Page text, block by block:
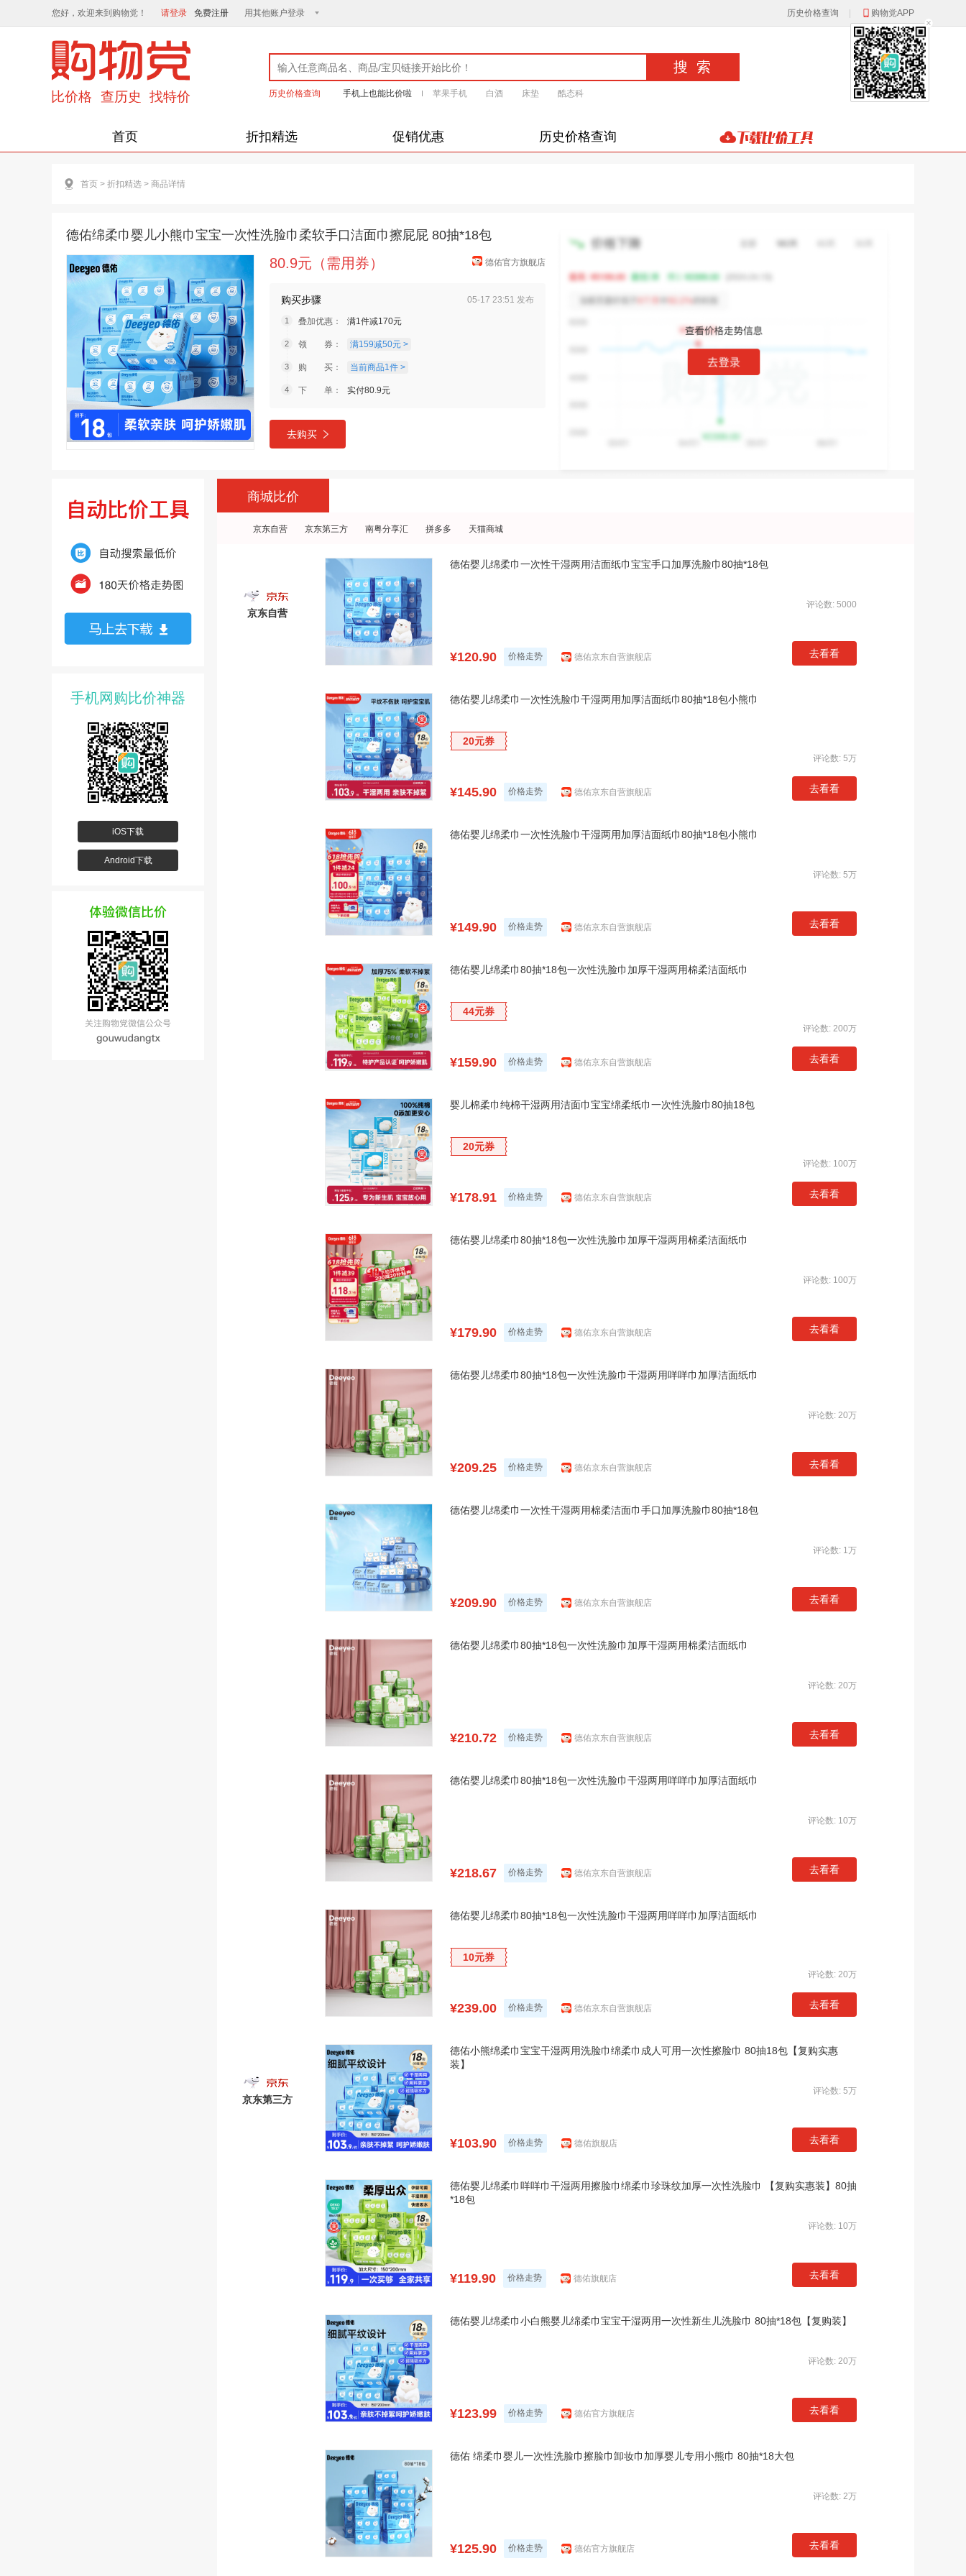
您好，欢迎来到购物党！ 请登录 免费注册 用其他账户登录 历史价格查询 购物党APP
历史价格查询 手机上也能比价啦 苹果手机 白酒 床垫 酷态科
首页 折扣精选 促销优惠 历史价格查询
首页 > 折扣精选 > 商品详情
德佑绵柔巾婴儿小熊巾宝宝一次性洗脸巾柔软手口洁面巾擦屁屁 80抽*18包
80.9元（需用券） 德佑官方旗舰店
购买步骤 05-17 23:51 发布
叠加优惠： 满1件减170元
领 券： 满159减50元 >
购 买： 当前商品1件 >
下 单： 实付80.9元
去购买
手机网购比价神器
iOS下载
Android下载
商城比价
京东自营 京东第三方 南粤分享汇 拼多多 天猫商城
京东自营
德佑婴儿绵柔巾一次性干湿两用洁面纸巾宝宝手口加厚洗脸巾80抽*18包
评论数: 5000
¥120.90 价格走势 德佑京东自营旗舰店 去看看
德佑婴儿绵柔巾一次性洗脸巾干湿两用加厚洁面纸巾80抽*18包小熊巾
20元券
评论数: 5万
¥145.90 价格走势 德佑京东自营旗舰店 去看看
德佑婴儿绵柔巾一次性洗脸巾干湿两用加厚洁面纸巾80抽*18包小熊巾
评论数: 5万
¥149.90 价格走势 德佑京东自营旗舰店 去看看
德佑婴儿绵柔巾80抽*18包一次性洗脸巾加厚干湿两用棉柔洁面纸巾
44元券
评论数: 200万
¥159.90 价格走势 德佑京东自营旗舰店 去看看
婴儿棉柔巾纯棉干湿两用洁面巾宝宝绵柔纸巾一次性洗脸巾80抽18包
20元券
评论数: 100万
¥178.91 价格走势 德佑京东自营旗舰店 去看看
德佑婴儿绵柔巾80抽*18包一次性洗脸巾加厚干湿两用棉柔洁面纸巾
评论数: 100万
¥179.90 价格走势 德佑京东自营旗舰店 去看看
德佑婴儿绵柔巾80抽*18包一次性洗脸巾干湿两用咩咩巾加厚洁面纸巾
评论数: 20万
¥209.25 价格走势 德佑京东自营旗舰店 去看看
德佑婴儿绵柔巾一次性干湿两用棉柔洁面巾手口加厚洗脸巾80抽*18包
评论数: 1万
¥209.90 价格走势 德佑京东自营旗舰店 去看看
德佑婴儿绵柔巾80抽*18包一次性洗脸巾加厚干湿两用棉柔洁面纸巾
评论数: 20万
¥210.72 价格走势 德佑京东自营旗舰店 去看看
德佑婴儿绵柔巾80抽*18包一次性洗脸巾干湿两用咩咩巾加厚洁面纸巾
评论数: 10万
¥218.67 价格走势 德佑京东自营旗舰店 去看看
德佑婴儿绵柔巾80抽*18包一次性洗脸巾干湿两用咩咩巾加厚洁面纸巾
10元券
评论数: 20万
¥239.00 价格走势 德佑京东自营旗舰店 去看看
京东第三方
德佑小熊绵柔巾宝宝干湿两用洗脸巾绵柔巾成人可用一次性擦脸巾 80抽18包【复购实惠
装】
评论数: 5万
¥103.90 价格走势 德佑旗舰店 去看看
德佑婴儿绵柔巾咩咩巾干湿两用擦脸巾绵柔巾珍珠纹加厚一次性洗脸巾 【复购实惠装】80抽
*18包
评论数: 10万
¥119.90 价格走势 德佑旗舰店 去看看
德佑婴儿绵柔巾小白熊婴儿绵柔巾宝宝干湿两用一次性新生儿洗脸巾 80抽*18包【复购装】
评论数: 20万
¥123.99 价格走势 德佑官方旗舰店 去看看
德佑 绵柔巾婴儿一次性洗脸巾擦脸巾卸妆巾加厚婴儿专用小熊巾 80抽*18大包
评论数: 2万
¥125.90 价格走势 德佑官方旗舰店 去看看